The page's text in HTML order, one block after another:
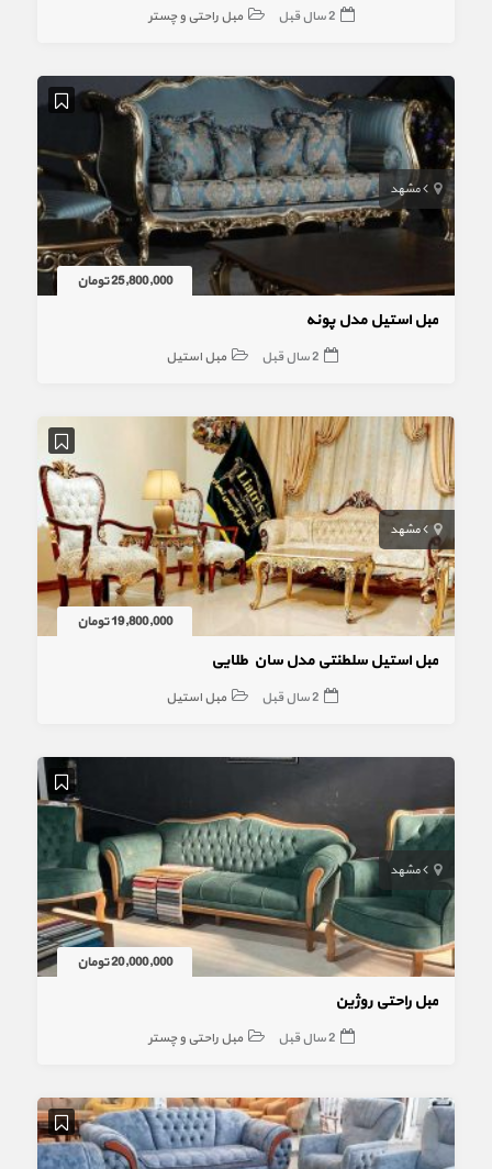
2 سال قبل مبل راحتی و چستر
مشهد
25,800,000 تومان
مبل استیل مدل پونه
2 سال قبل مبل استیل
مشهد
19,800,000 تومان
مبل استیل سلطنتی مدل سان طلایی
2 سال قبل مبل استیل
مشهد
20,000,000 تومان
مبل راحتی روژین
2 سال قبل مبل راحتی و چستر